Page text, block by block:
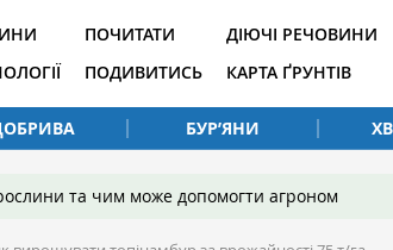
ПОЧИТАТИ
ПОДИВИТИСЬ
ДІЮЧІ РЕЧОВИНИ
КАРТА ҐРУНТІВ
БУР’ЯНИ
та чим може допомогти агроном